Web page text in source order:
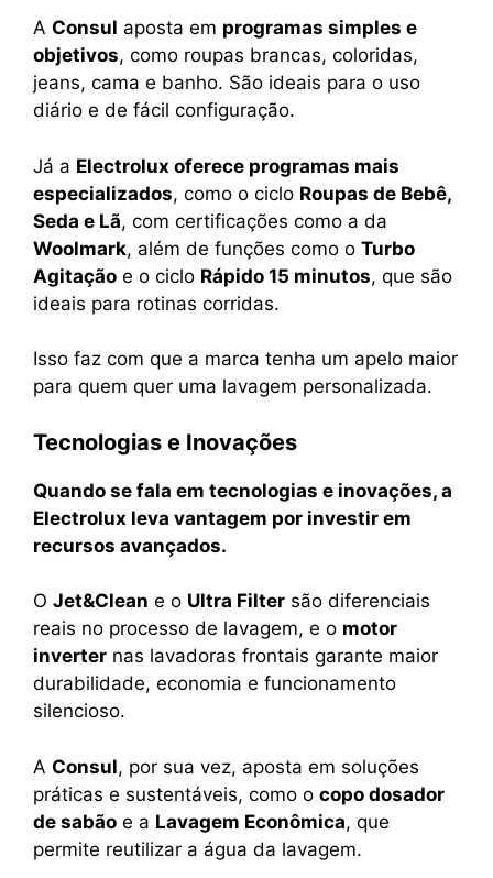
A Consul aposta em programas simples e
objetivos, como roupas brancas, coloridas,
jeans, cama e banho. São ideais para o uso
diário e de fácil configuração.
Já a Electrolux oferece programas mais
especializados, como o ciclo Roupas de Bebê,
Seda e Lã, com certificações como a da
Woolmark, além de funções como o Turbo
Agitação e o ciclo Rápido 15 minutos, que são
ideais para rotinas corridas.
Isso faz com que a marca tenha um apelo maior
para quem quer uma lavagem personalizada.
Tecnologias e Inovações
Quando se fala em tecnologias e inovações, a
Electrolux leva vantagem por investir em
recursos avançados.
O Jet&Clean e o Ultra Filter são diferenciais
reais no processo de lavagem, e o motor
inverter nas lavadoras frontais garante maior
durabilidade, economia e funcionamento
silencioso.
A Consul, por sua vez, aposta em soluções
práticas e sustentáveis, como o copo dosador
de sabão e a Lavagem Econômica, que
permite reutilizar a água da lavagem.